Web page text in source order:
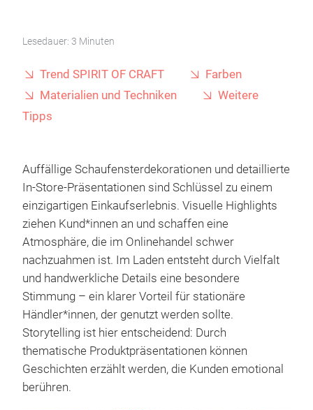
Lesedauer: 3 Minuten
Trend SPIRIT OF CRAFT
Farben
Materialien und Techniken
Weitere
Tipps
Auffällige Schaufensterdekorationen und detaillierte
In-Store-Präsentationen sind Schlüssel zu einem
einzigartigen Einkaufserlebnis. Visuelle Highlights
ziehen Kund*innen an und schaffen eine
Atmosphäre, die im Onlinehandel schwer
nachzuahmen ist. Im Laden entsteht durch Vielfalt
und handwerkliche Details eine besondere
Stimmung – ein klarer Vorteil für stationäre
Händler*innen, der genutzt werden sollte.
Storytelling ist hier entscheidend: Durch
thematische Produktpräsentationen können
Geschichten erzählt werden, die Kunden emotional
berühren.